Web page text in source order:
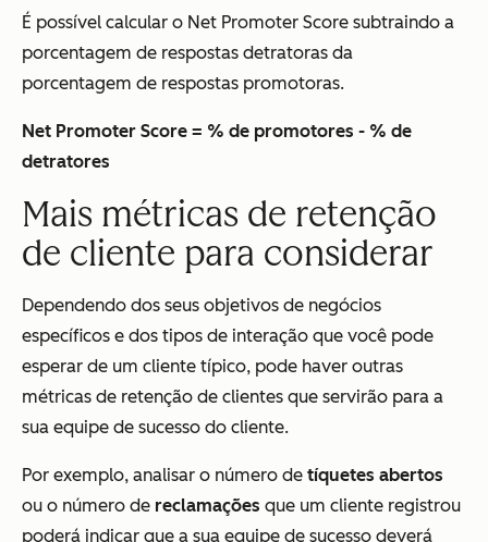
É possível calcular o Net Promoter Score subtraindo a
porcentagem de respostas detratoras da
porcentagem de respostas promotoras.
Net Promoter Score = % de promotores - % de
detratores
Mais métricas de retenção
de cliente para considerar
Dependendo dos seus objetivos de negócios
específicos e dos tipos de interação que você pode
esperar de um cliente típico, pode haver outras
métricas de retenção de clientes que servirão para a
sua equipe de sucesso do cliente.
Por exemplo, analisar o número de tíquetes abertos
ou o número de reclamações que um cliente registrou
poderá indicar que a sua equipe de sucesso deverá